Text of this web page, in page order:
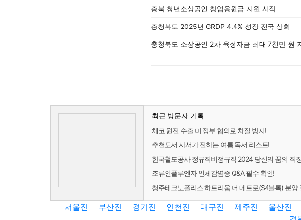
충북 청년소상공인 창업응원금 지원 시작
충청북도 2025년 GRDP 4.4% 성장 전국 상회
충청북도 소상공인 2차 육성자금 최대 7천만 원
최근 방문자 기록
체코 원전 수출 미 정부 협의로 차질 방지!
추천도서 사서가 전하는 여름 독서 리스트!
한국철도공사 정규직비정규직 2024 당신의 꿈의 직
조류인플루엔자 인체감염증 Q&A 필수 확인!
청주테크노폴리스 하트리움 더 메트로(S4블록) 분양
서울진 부산진 경기진 인천진 대구진 제주진 울산진